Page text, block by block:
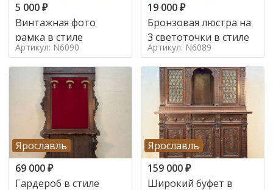
5 000₽
Винтажная фото
рамка в стиле
Артикул: N6090
19 000₽
Бронзовая люстра на
3 светоточки в стиле
Артикул: N6089
Ярославль
69 000₽
Гардероб в стиле
Ярославль
159 000₽
Широкий буфет в